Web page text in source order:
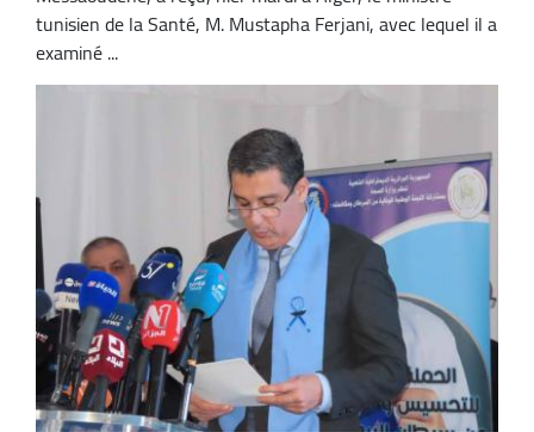
tunisien de la Santé, M. Mustapha Ferjani, avec lequel il a
examiné ...